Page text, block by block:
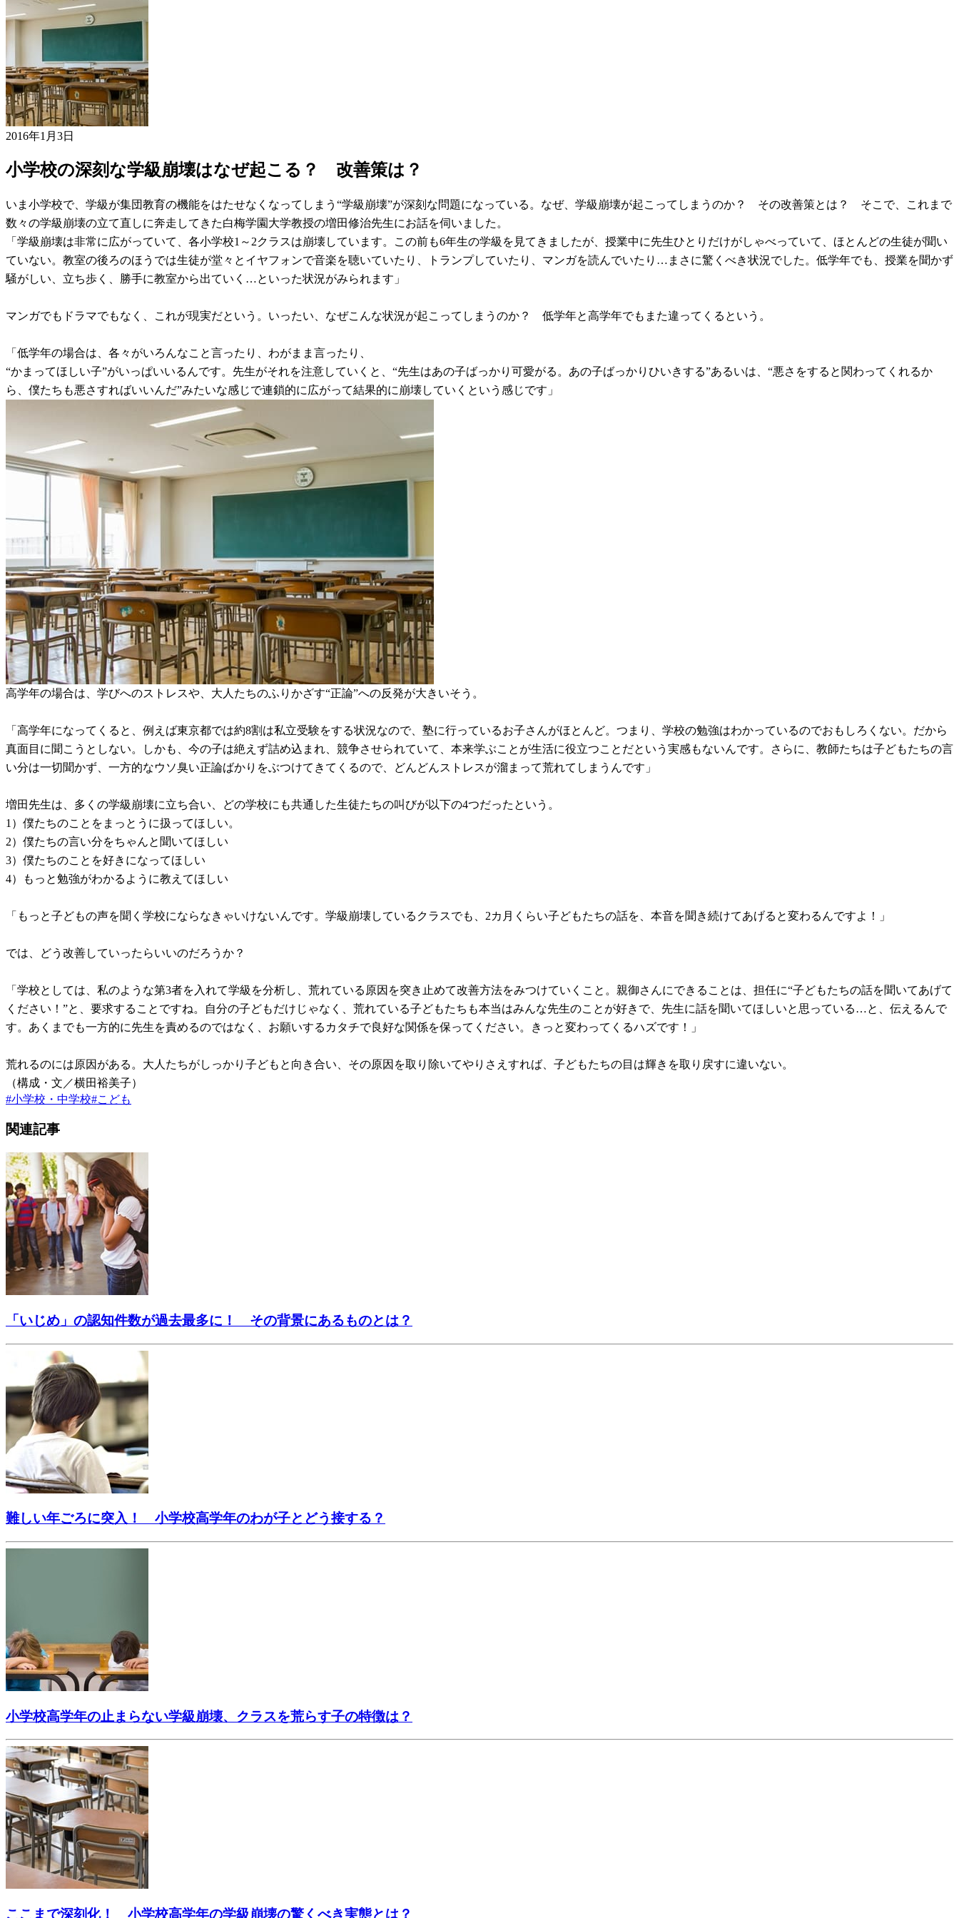
2016年1月3日
小学校の深刻な学級崩壊はなぜ起こる？ 改善策は？
いま小学校で、学級が集団教育の機能をはたせなくなってしまう“学級崩壊”が深刻な問題になっている。なぜ、学級崩壊が起こってしまうのか？ その改善策とは？ そこで、これまで
数々の学級崩壊の立て直しに奔走してきた白梅学園大学教授の増田修治先生にお話を伺いました。
「学級崩壊は非常に広がっていて、各小学校1～2クラスは崩壊しています。この前も6年生の学級を見てきましたが、授業中に先生ひとりだけがしゃべっていて、ほとんどの生徒が聞い
ていない。教室の後ろのほうでは生徒が堂々とイヤフォンで音楽を聴いていたり、トランプしていたり、マンガを読んでいたり…まさに驚くべき状況でした。低学年でも、授業を聞かず
騒がしい、立ち歩く、勝手に教室から出ていく…といった状況がみられます」
マンガでもドラマでもなく、これが現実だという。いったい、なぜこんな状況が起こってしまうのか？ 低学年と高学年でもまた違ってくるという。
「低学年の場合は、各々がいろんなこと言ったり、わがまま言ったり、
“かまってほしい子”がいっぱいいるんです。先生がそれを注意していくと、“先生はあの子ばっかり可愛がる。あの子ばっかりひいきする”あるいは、“悪さをすると関わってくれるか
ら、僕たちも悪さすればいいんだ”みたいな感じで連鎖的に広がって結果的に崩壊していくという感じです」
高学年の場合は、学びへのストレスや、大人たちのふりかざす“正論”への反発が大きいそう。
「高学年になってくると、例えば東京都では約8割は私立受験をする状況なので、塾に行っているお子さんがほとんど。つまり、学校の勉強はわかっているのでおもしろくない。だから
真面目に聞こうとしない。しかも、今の子は絶えず詰め込まれ、競争させられていて、本来学ぶことが生活に役立つことだという実感もないんです。さらに、教師たちは子どもたちの言
い分は一切聞かず、一方的なウソ臭い正論ばかりをぶつけてきてくるので、どんどんストレスが溜まって荒れてしまうんです」
増田先生は、多くの学級崩壊に立ち合い、どの学校にも共通した生徒たちの叫びが以下の4つだったという。
1）僕たちのことをまっとうに扱ってほしい。
2）僕たちの言い分をちゃんと聞いてほしい
3）僕たちのことを好きになってほしい
4）もっと勉強がわかるように教えてほしい
「もっと子どもの声を聞く学校にならなきゃいけないんです。学級崩壊しているクラスでも、2カ月くらい子どもたちの話を、本音を聞き続けてあげると変わるんですよ！」
では、どう改善していったらいいのだろうか？
「学校としては、私のような第3者を入れて学級を分析し、荒れている原因を突き止めて改善方法をみつけていくこと。親御さんにできることは、担任に“子どもたちの話を聞いてあげて
ください！”と、要求することですね。自分の子どもだけじゃなく、荒れている子どもたちも本当はみんな先生のことが好きで、先生に話を聞いてほしいと思っている…と、伝えるんで
す。あくまでも一方的に先生を責めるのではなく、お願いするカタチで良好な関係を保ってください。きっと変わってくるハズです！」
荒れるのには原因がある。大人たちがしっかり子どもと向き合い、その原因を取り除いてやりさえすれば、子どもたちの目は輝きを取り戻すに違いない。
（構成・文／横田裕美子）
#小学校・中学校#こども
関連記事
「いじめ」の認知件数が過去最多に！ その背景にあるものとは？
難しい年ごろに突入！ 小学校高学年のわが子とどう接する？
小学校高学年の止まらない学級崩壊、クラスを荒らす子の特徴は？
ここまで深刻化！ 小学校高学年の学級崩壊の驚くべき実態とは？